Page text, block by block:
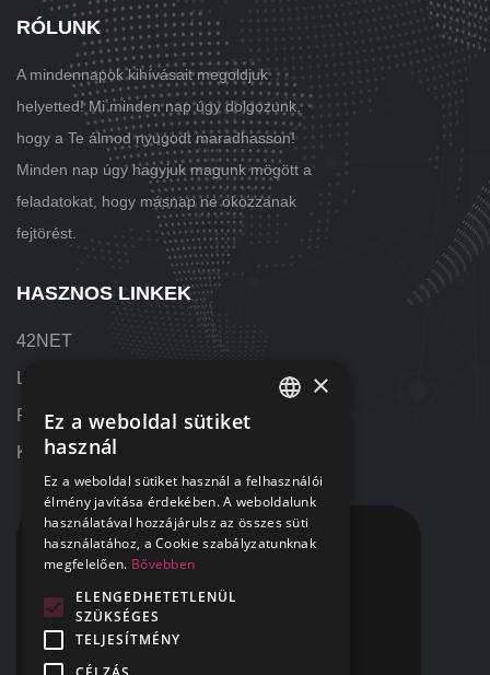
RÓLUNK
A mindennapok kihívásait megoldjuk
helyetted! Mi minden nap úgy dolgozunk,
hogy a Te álmod nyugodt maradhasson!
Minden nap úgy hagyjuk magunk mögött a
feladatokat, hogy másnap ne okozzanak
fejtörést.
HASZNOS LINKEK
42NET
Letöltések
Referenciák
Kapcsolat
KAPCSOLAT
+36 1 424 9000
+1 313 655 7459
segitunk@42NET.hu
×
Ez a weboldal sütiket
használ
Ez a weboldal sütiket használ a felhasználói
élmény javítása érdekében. A weboldalunk
használatával hozzájárulsz az összes süti
használatához, a Cookie szabályzatunknak
megfelelően. Bővebben
ELENGEDHETETLENÜL
SZÜKSÉGES
TELJESÍTMÉNY